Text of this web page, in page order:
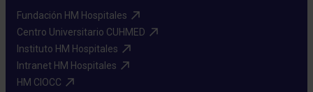
Fundación HM Hospitales​
Centro Universitario CUHMED​
Instituto HM Hospitales​
Intranet HM Hospitales​
HM CIOCC​